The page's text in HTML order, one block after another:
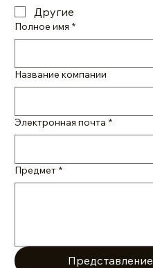
Другие
Полное имя *
Название компании
Электронная почта *
Предмет *
Представление